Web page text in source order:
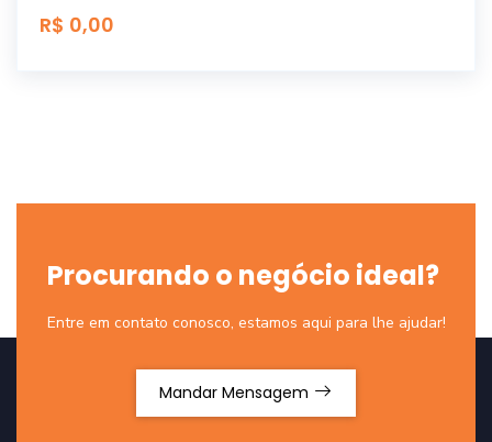
R$ 0,00
Procurando o negócio ideal?
Entre em contato conosco, estamos aqui para lhe ajudar!
Mandar Mensagem